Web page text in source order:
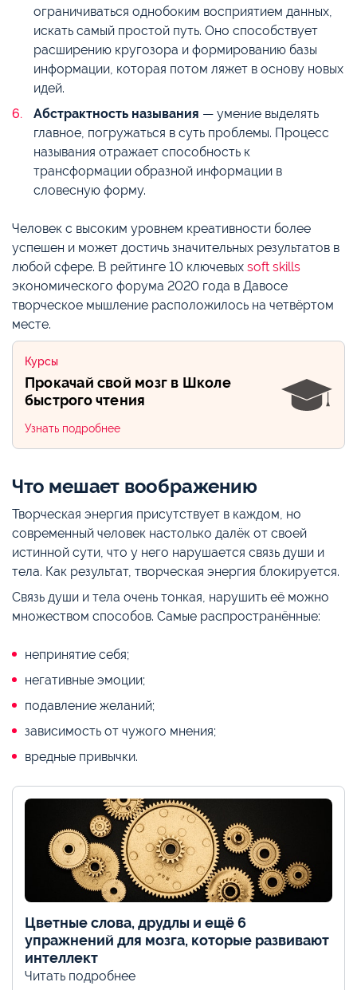
ограничиваться однобоким восприятием данных,
искать самый простой путь. Оно способствует
расширению кругозора и формированию базы
информации, которая потом ляжет в основу новых
идей.
Абстрактность называния — умение выделять
главное, погружаться в суть проблемы. Процесс
называния отражает способность к
трансформации образной информации в
словесную форму.
Человек с высоким уровнем креативности более
успешен и может достичь значительных результатов в
любой сфере. В рейтинге 10 ключевых soft skills
экономического форума 2020 года в Давосе
творческое мышление расположилось на четвёртом
месте.
Курсы
Прокачай свой мозг в Школе
быстрого чтения
Узнать подробнее
Что мешает воображению
Творческая энергия присутствует в каждом, но
современный человек настолько далёк от своей
истинной сути, что у него нарушается связь души и
тела. Как результат, творческая энергия блокируется.
Связь души и тела очень тонкая, нарушить её можно
множеством способов. Самые распространённые:
непринятие себя;
негативные эмоции;
подавление желаний;
зависимость от чужого мнения;
вредные привычки.
Цветные слова, друдлы и ещё 6
упражнений для мозга, которые развивают
интеллект
Читать подробнее